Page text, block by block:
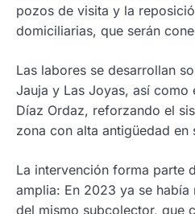
pozos de visita y la
domiciliarias, que serán
Las labores se desarrollan
Jauja y Las Joyas, así como
Díaz Ordaz, reforzando el
zona con alta antigüedad en
La intervención forma parte
amplia: En 2023 ya se
del mismo subcolector, que